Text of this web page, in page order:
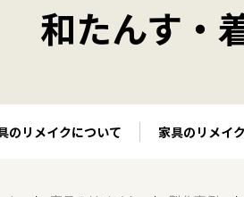
和たんす・
のリメイクについて 家具のリメイ